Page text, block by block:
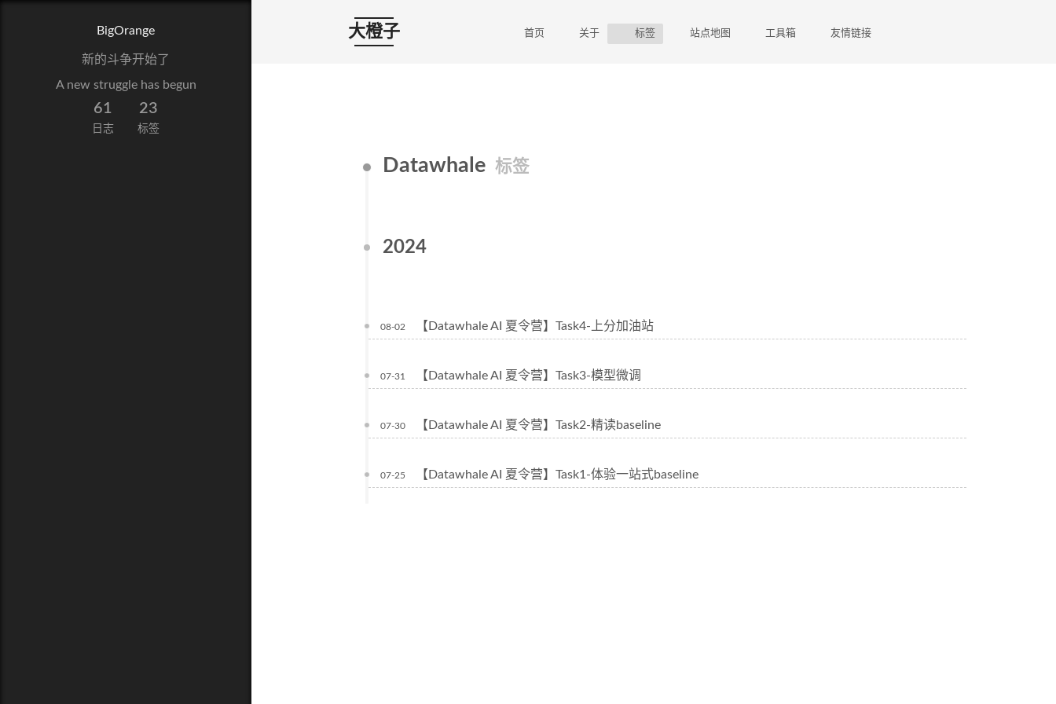
大橙子 首页 关于 标签 站点地图 工具箱 友情链接
BigOrange
新的斗争开始了
A new struggle has begun
61
日志
23
标签
Datawhale 标签
2024
08-02 【Datawhale AI 夏令营】Task4-上分加油站
07-31 【Datawhale AI 夏令营】Task3-模型微调
07-30 【Datawhale AI 夏令营】Task2-精读baseline
07-25 【Datawhale AI 夏令营】Task1-体验一站式baseline